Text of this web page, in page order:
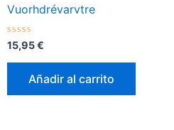
Vuorhdrévarvtre
Valorado
con
0
15,95€
Añadir al carrito